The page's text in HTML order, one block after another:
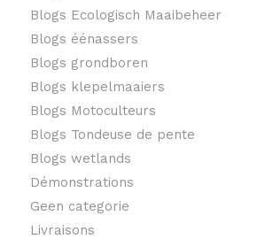
Blogs Ecologisch Maaibeheer
Blogs éénassers
Blogs grondboren
Blogs klepelmaaiers
Blogs Motoculteurs
Blogs Tondeuse de pente
Blogs wetlands
Démonstrations
Geen categorie
Livraisons